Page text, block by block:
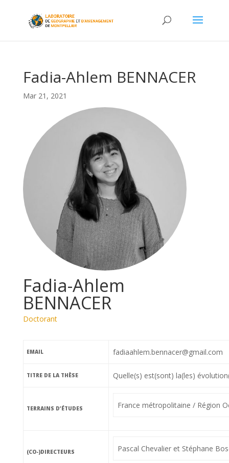
Fadia-Ahlem BENNACER
Mar 21, 2021
Fadia-Ahlem
BENNACER
Doctorant
EMAIL fadiaahlem.bennacer@gmail.com
TITRE DE LA THÈSE Quelle(s) est(sont) la(les)
TERRAINS D’ÉTUDES France métropolitaine / Région
(CO-)DIRECTEURS Pascal Chevalier et Stéphane